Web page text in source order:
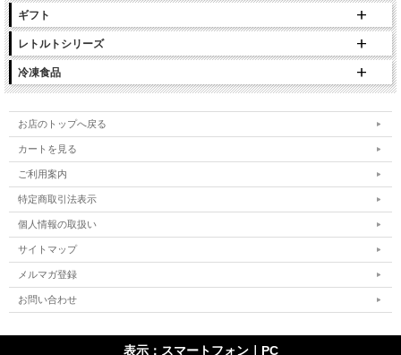
ギフト
レトルトシリーズ
冷凍食品
お店のトップへ戻る
カートを見る
ご利用案内
特定商取引法表示
個人情報の取扱い
サイトマップ
メルマガ登録
お問い合わせ
表示：スマートフォン｜ PC